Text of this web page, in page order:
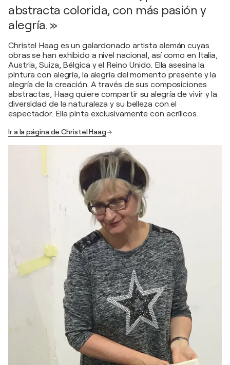
abstracta colorida, con más pasión y
alegría. »
Christel Haag es un galardonado artista alemán cuyas
obras se han exhibido a nivel nacional, así como en Italia,
Austria, Suiza, Bélgica y el Reino Unido. Ella asesina la
pintura con alegría, la alegría del momento presente y la
alegría de la creación. A través de sus composiciones
abstractas, Haag quiere compartir su alegría de vivir y la
diversidad de la naturaleza y su belleza con el
espectador. Ella pinta exclusivamente con acrílicos.
Ir a la página de Christel Haag